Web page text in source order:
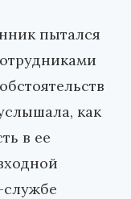
пытался
как
в ее
службе